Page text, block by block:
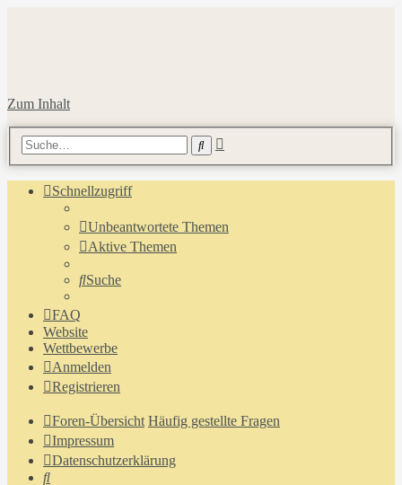
Zum Inhalt
Suche
Schnellzugriff
Unbeantwortete Themen
Aktive Themen
Suche
FAQ
Website
Wettbewerbe
Anmelden
Registrieren
Foren-Übersicht Häufig gestellte Fragen
Impressum
Datenschutzerklärung
Suche